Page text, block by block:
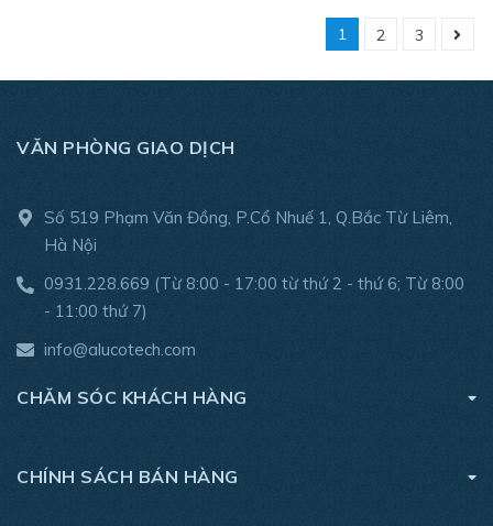
1 2 3
VĂN PHÒNG GIAO DỊCH
Số 519 Phạm Văn Đồng, P.Cổ Nhuế 1, Q.Bắc Từ Liêm,
Hà Nội
0931.228.669 (Từ 8:00 - 17:00 từ thứ 2 - thứ 6; Từ 8:00
- 11:00 thứ 7)
info@alucotech.com
CHĂM SÓC KHÁCH HÀNG
CHÍNH SÁCH BÁN HÀNG